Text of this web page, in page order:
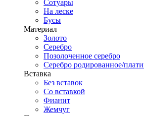
Сотуары
На леске
Бусы
Материал
Золото
Серебро
Позолоченное серебро
Серебро родированное/
Вставка
Без вставок
Со вставкой
Фианит
Жемчуг